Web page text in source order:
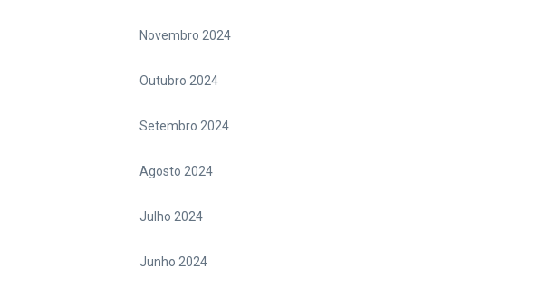
Novembro 2024
Outubro 2024
Setembro 2024
Agosto 2024
Julho 2024
Junho 2024